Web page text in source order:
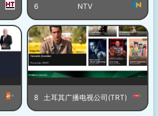
6 NTV
8 土耳其广播电视公司(TRT)